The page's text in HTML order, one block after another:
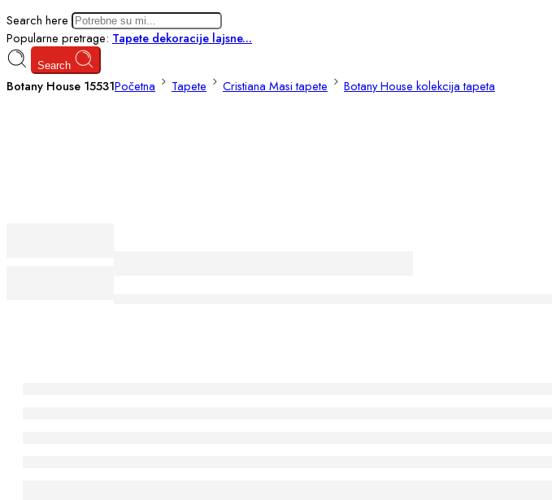
Search here
Popularne pretrage: Tapete dekoracije lajsne...
Search
Botany House 15531Početna Tapete Cristiana Masi tapete Botany House kolekcija tapeta